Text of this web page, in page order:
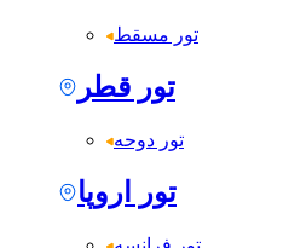
تور مسقط
تور قطر
تور دوحه
تور اروپا